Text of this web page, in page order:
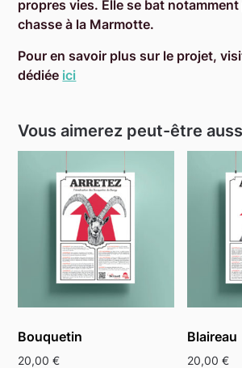
propres vies. Elle se bat
chasse à la Marmotte.
Pour en savoir plus sur le projet,
dédiée ici
Vous aimerez peut-être
Bouquetin
20,00€
Blaireau
20,00€